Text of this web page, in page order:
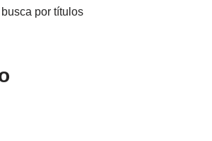
por títulos